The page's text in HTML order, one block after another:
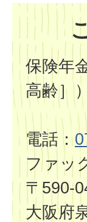
保険年
高齢］
電話：
ファッ
〒590-
大阪府